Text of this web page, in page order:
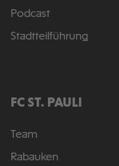
Podcast
Stadtteilführung
FC ST. PAULI
Team
Rabauken